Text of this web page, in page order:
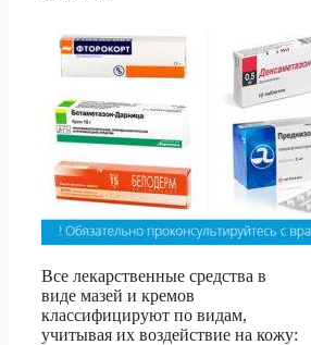
Все лекарственные средства в
виде мазей и кремов
классифицируют по видам,
учитывая их воздействие на кожу: